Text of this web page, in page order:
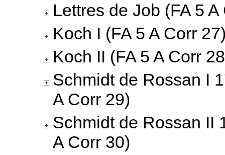
Lettres de Job (FA 5 A
Koch I (FA 5 A Corr
Koch II (FA 5 A Corr
Schmidt de Rossan I
A Corr 29)
Schmidt de Rossan II
A Corr 30)